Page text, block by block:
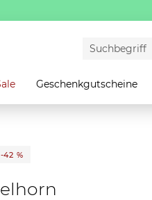
Geschenkgutscheine
42 %